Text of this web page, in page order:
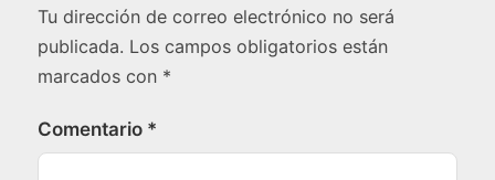
Tu dirección de correo electrónico no será
publicada. Los campos obligatorios están
marcados con *
Comentario *